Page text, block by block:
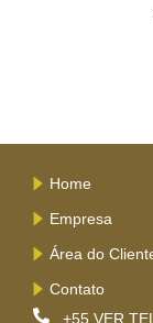
Home
Empresa
Área do
Contato
+55 VER